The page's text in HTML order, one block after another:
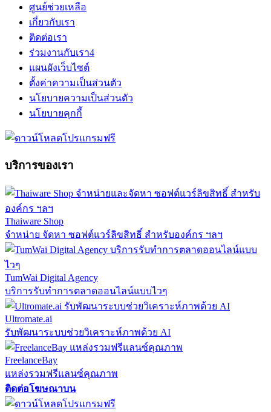
ศูนย์ช่วยเหลือ
เกี่ยวกับเรา
ติดต่อเรา
ร่วมงานกับเรา4
แผนผังเว็บไซต์
ตั้งค่าความเป็นส่วนตัว
นโยบายความเป็นส่วนตัว
นโยบายคุกกี้
บริการของเรา
Thaiware Shop
จำหน่าย จัดหา ซอฟต์แวร์ลิขสิทธิ์ สำหรับองค์กร ฯลฯ
TumWai Digital Agency
บริการรับทำการตลาดออนไลน์แบบไวๆ
Ultromate.ai
รับพัฒนาระบบช่วยวิเคราะห์ภาพด้วย AI
FreelanceBay
แหล่งรวมฟรีแลนซ์คุณภาพ
ติดต่อโฆษณาบน